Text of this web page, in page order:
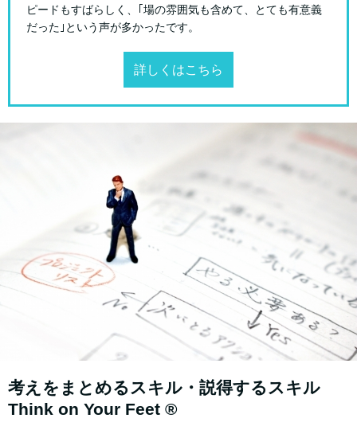
ピードもすばらしく、｢場の雰囲気も含めて、とても有意義
だった｣という声が多かったです。
詳しくはこちら
考えをまとめるスキル・説得するスキル
Think on Your Feet ®